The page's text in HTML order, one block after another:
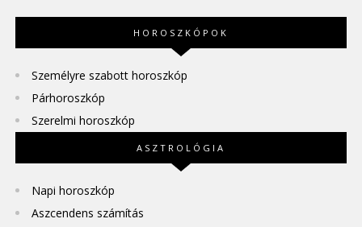
HOROSZKÓPOK
Személyre szabott horoszkóp
Párhoroszkóp
Szerelmi horoszkóp
ASZTROLÓGIA
Napi horoszkóp
Aszcendens számítás